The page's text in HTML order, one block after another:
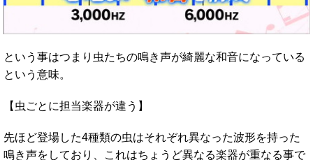
という事はつまり虫たちの鳴き声が綺麗な和音になっている
という意味。
【虫ごとに担当楽器が違う】
先ほど登場した4種類の虫はそれぞれ異なった波形を持った
鳴き声をしており、これはちょうど異なる楽器が重なる事で